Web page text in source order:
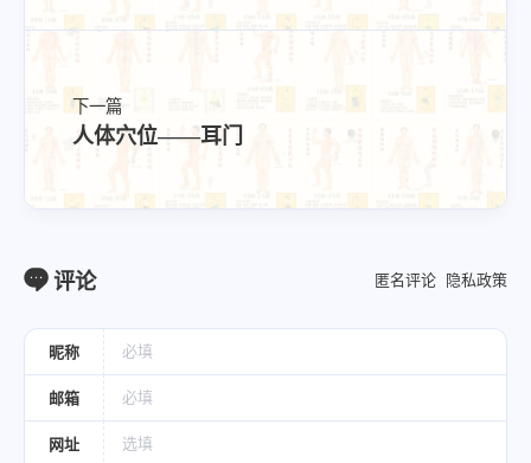
下一篇
人体穴位——耳门
评论 匿名评论 隐私政策
昵称
邮箱
网址